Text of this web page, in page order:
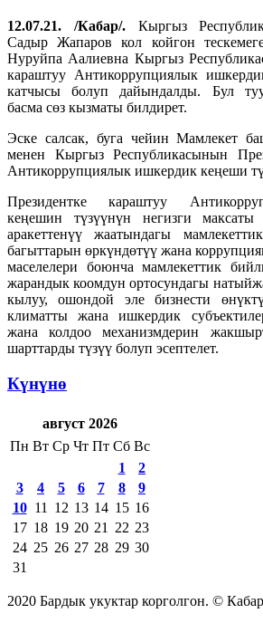
12.07.21. /Кабар/. Кыргыз
Садыр Жапаров кол койгон
Нуруйпа Аалиевна Кыргыз
караштуу Антикоррупциялык
катчысы болуп дайындалды. Бул
басма сөз кызматы билдирет.
Эске салсак, буга чейин Мамлекет
менен Кыргыз Республикасынын
Антикоррупциялык ишкердик кеңеши
Президентке караштуу
кеңешин түзүүнүн негизги
аракеттенүү жаатындагы
багыттарын өркүндөтүү жана
маселелери боюнча мамлекеттик
жарандык коомдун ортосундагы
кылуу, ошондой эле бизнести
климатты жана ишкердик
жана колдоо механизмдерин
шарттарды түзүү болуп эсептелет.
Күнүнө
август 2026
Пн Вт Ср Чт Пт Сб Вс
1
2
3
4 5 6 7 8
9
10 11 12 13 14 15 16
17 18 19 20 21 22 23
24 25 26 27 28 29 30
31
2020 Бардык укуктар корголгон. ©